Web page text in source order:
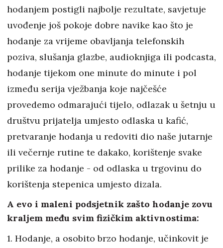
hodanjem postigli najbolje rezultate, savjetuje
uvođenje još pokoje dobre navike kao što je
hodanje za vrijeme obavljanja telefonskih
poziva, slušanja glazbe, audioknjiga ili podcasta,
hodanje tijekom one minute do minute i pol
između serija vježbanja koje najčešće
provedemo odmarajući tijelo, odlazak u šetnju u
društvu prijatelja umjesto odlaska u kafić,
pretvaranje hodanja u redoviti dio naše jutarnje
ili večernje rutine te dakako, korištenje svake
prilike za hodanje - od odlaska u trgovinu do
korištenja stepenica umjesto dizala.
A evo i maleni podsjetnik zašto hodanje zovu
kraljem među svim fizičkim aktivnostima:
1. Hodanje, a osobito brzo hodanje, učinkovit je